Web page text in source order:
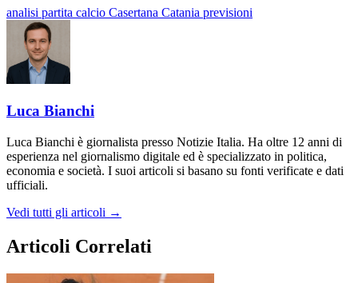
analisi partita calcio Casertana Catania previsioni
Luca Bianchi
Luca Bianchi è giornalista presso Notizie Italia. Ha oltre 12 anni di
esperienza nel giornalismo digitale ed è specializzato in politica,
economia e società. I suoi articoli si basano su fonti verificate e dati
ufficiali.
Vedi tutti gli articoli →
Articoli Correlati